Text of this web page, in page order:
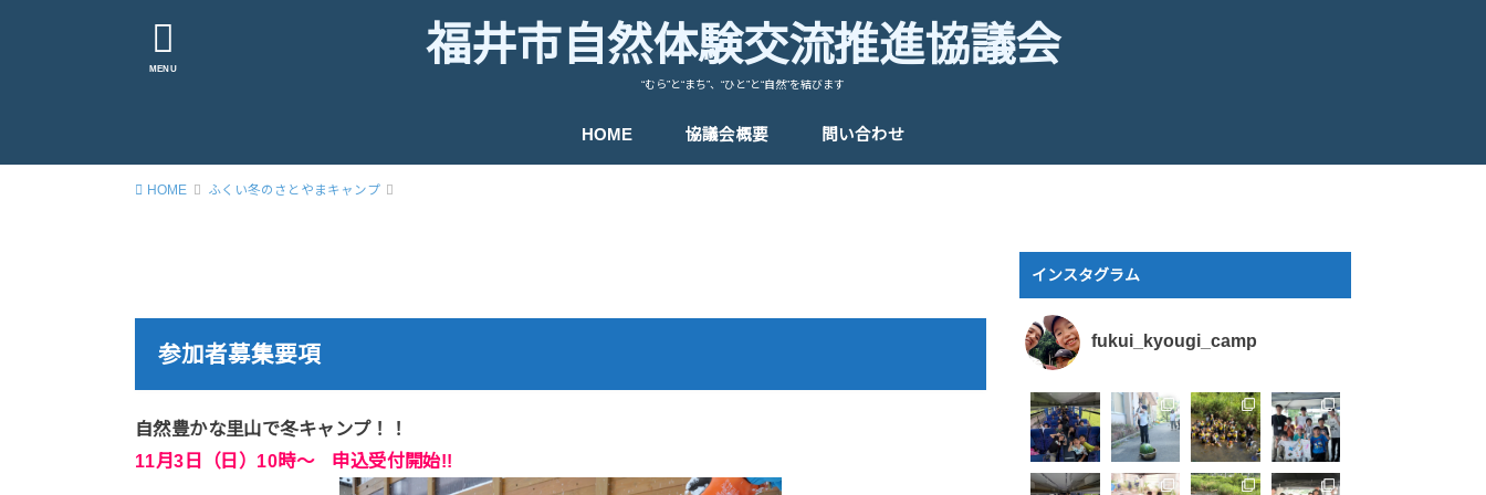
MENU 福井市自然体験交流推進協議会
“むら”と“まち”、“ひと”と“自然”を結びます
HOME 協議会概要 問い合わせ
HOME ふくい冬のさとやまキャンプ
参加者募集要項
自然豊かな里山で冬キャンプ！！
11月3日（日）10時～ 申込受付開始!!
インスタグラム
fukui_kyougi_camp